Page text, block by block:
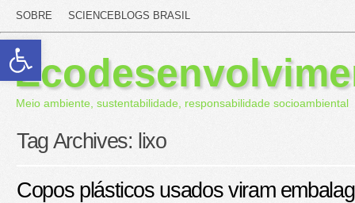
Abrir a barra de ferramentas
SOBRE SCIENCEBLOGS BRASIL
Meio ambiente, sustentabilidade, responsabilidade socioambiental
Tag Archives: lixo
Copos plásticos usados viram